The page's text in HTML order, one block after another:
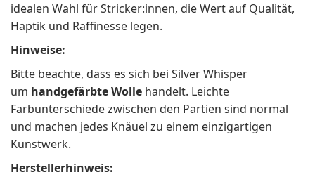
idealen Wahl für Stricker:innen, die Wert auf Qualität,
Haptik und Raffinesse legen.
Hinweise:
Bitte beachte, dass es sich bei Silver Whisper
um handgefärbte Wolle handelt. Leichte
Farbunterschiede zwischen den Partien sind normal
und machen jedes Knäuel zu einem einzigartigen
Kunstwerk.
Herstellerhinweis: